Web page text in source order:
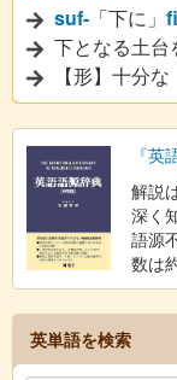
suf- 「下に」
下となる土台
【形】十分な
『
解説
深く
語源
数は
英単語を検索